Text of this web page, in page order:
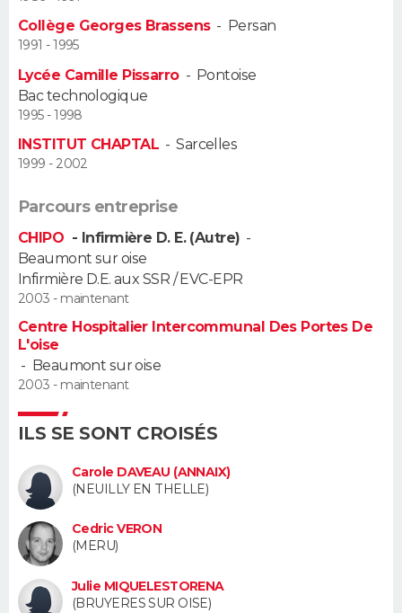
Alimentation
Guide de la santé
Maladies
Médicaments
Sommeil
VOYAGE
Destinations
City break
Voyage nature
Voyage de noces
Forum
Climat
+
PHOTO
BONS PLANS
CARTE DE VOEUX
Carte de Noël
Carte Bonne année
Carte Saint-Valentin
Carte Pâques
Carte d'anniversaire
DICTIONNAIRE
Dictionnaire
Biographies
Citations
Expressions
Proverbes
PROGRAMME TV
COPAINS D'AVANT
S'inscrire
Se connecter
Lycées
Collèges
Primaires
Universités
Entreprises
Service militaire
Avis de recherche
AVIS DE DÉCÈS
FORUM
Collège Georges Brassens- Persan
1991 - 1995
Lycée Camille Pissarro- Pontoise
Bac technologique
1995 - 1998
INSTITUT CHAPTAL -Sarcelles
1999 - 2002
Parcours entreprise
CHIPO - Infirmière D. E. (Autre) -
Beaumont sur oise
Infirmière D.E. aux SSR / EVC-EPR
2003 - maintenant
Centre Hospitalier Intercommunal Des Portes De
L'oise
- Beaumont sur oise
2003 - maintenant
ILS SE SONT CROISÉS
Carole DAVEAU (ANNAIX)
(NEUILLY EN THELLE)
Cedric VERON
(MERU)
Julie MIQUELESTORENA
(BRUYERES SUR OISE)